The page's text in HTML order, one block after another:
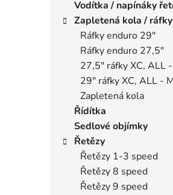
Vodítka / napínáky
Zapletená kola / ráfky
Ráfky enduro 29"
Ráfky enduro 27,5"
27,5" ráfky XC, ALL
29" ráfky XC, ALL -
Zapletená kola
Řídítka
Sedlové objímky
Řetězy
Řetězy 1-3 speed
Řetězy 8 speed
Řetězy 9 speed